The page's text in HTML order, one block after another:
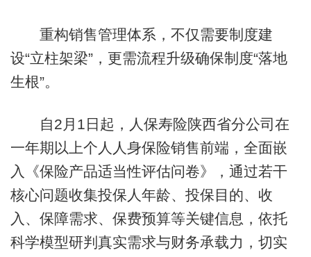
重构销售管理体系，不仅需要制度建
设“立柱架梁”，更需流程升级确保制度“落地
生根”。
自2月1日起，人保寿险陕西省分公司在
一年期以上个人人身保险销售前端，全面嵌
入《保险产品适当性评估问卷》，通过若干
核心问题收集投保人年龄、投保目的、收
入、保障需求、保费预算等关键信息，依托
科学模型研判真实需求与财务承载力，切实